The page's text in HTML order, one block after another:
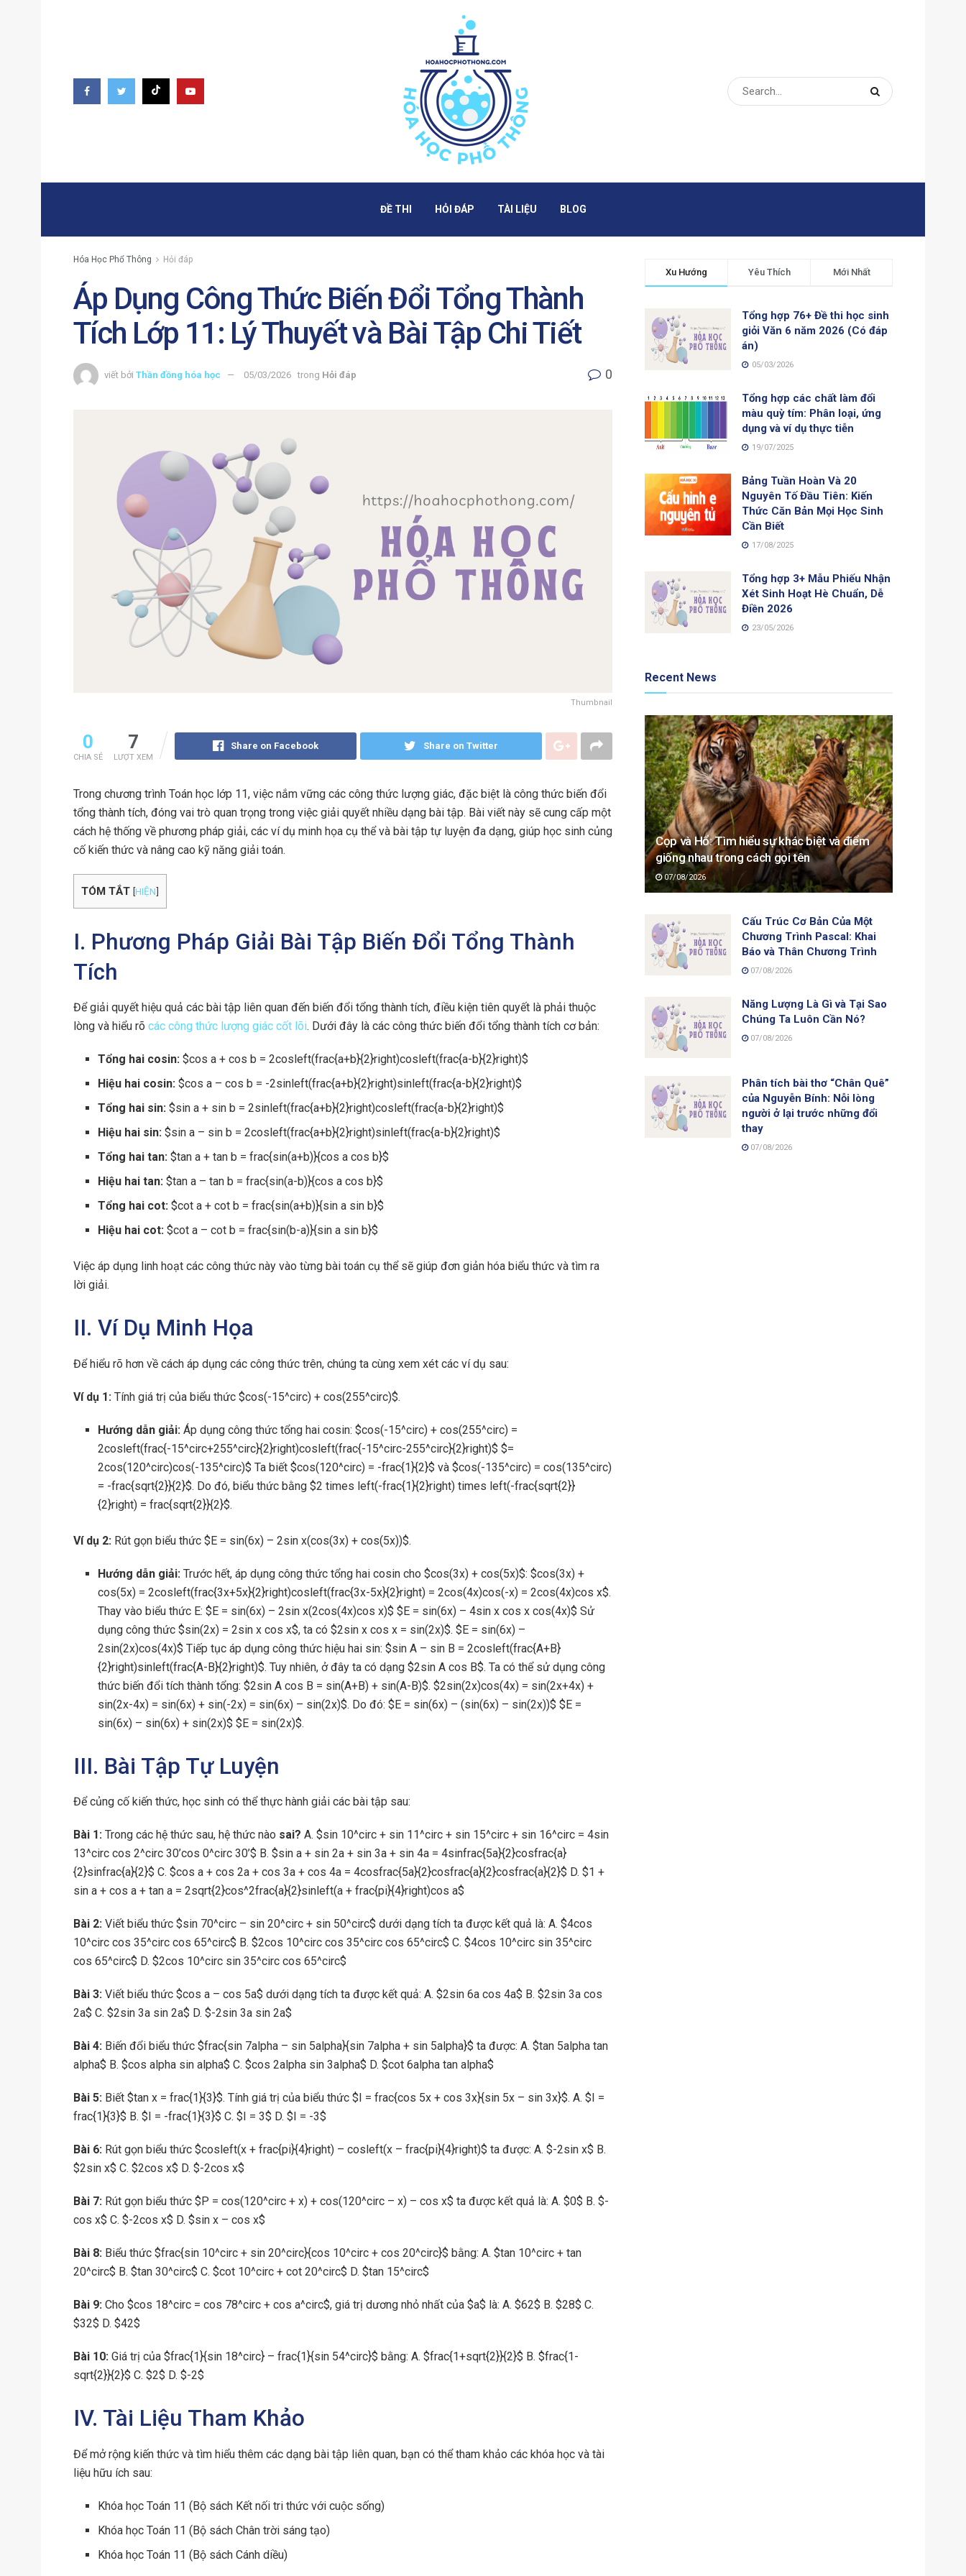
ĐỀ THI HỎI ĐÁP TÀI LIỆU BLOG
Hóa Học Phổ Thông Hỏi đáp
Áp Dụng Công Thức Biến Đổi Tổng Thành
Tích Lớp 11: Lý Thuyết và Bài Tập Chi Tiết
viết bởi Thần đồng hóa học 05/03/2026 trong Hỏi đáp 0
Thumbnail
0
CHIA SẺ
7
LƯỢT XEM
Share on Facebook Share on Twitter
Trong chương trình Toán học lớp 11, việc nắm vững các công thức lượng giác, đặc biệt là công thức biến đổi
tổng thành tích, đóng vai trò quan trọng trong việc giải quyết nhiều dạng bài tập. Bài viết này sẽ cung cấp một
cách hệ thống về phương pháp giải, các ví dụ minh họa cụ thể và bài tập tự luyện đa dạng, giúp học sinh củng
cố kiến thức và nâng cao kỹ năng giải toán.
TÓM TẮT [HIỆN]
I. Phương Pháp Giải Bài Tập Biến Đổi Tổng Thành
Tích
Để giải quyết hiệu quả các bài tập liên quan đến biến đổi tổng thành tích, điều kiện tiên quyết là phải thuộc
lòng và hiểu rõ các công thức lượng giác cốt lõi. Dưới đây là các công thức biến đổi tổng thành tích cơ bản:
Tổng hai cosin: $cos a + cos b = 2cosleft(frac{a+b}{2}right)cosleft(frac{a-b}{2}right)$
Hiệu hai cosin: $cos a – cos b = -2sinleft(frac{a+b}{2}right)sinleft(frac{a-b}{2}right)$
Tổng hai sin: $sin a + sin b = 2sinleft(frac{a+b}{2}right)cosleft(frac{a-b}{2}right)$
Hiệu hai sin: $sin a – sin b = 2cosleft(frac{a+b}{2}right)sinleft(frac{a-b}{2}right)$
Tổng hai tan: $tan a + tan b = frac{sin(a+b)}{cos a cos b}$
Hiệu hai tan: $tan a – tan b = frac{sin(a-b)}{cos a cos b}$
Tổng hai cot: $cot a + cot b = frac{sin(a+b)}{sin a sin b}$
Hiệu hai cot: $cot a – cot b = frac{sin(b-a)}{sin a sin b}$
Việc áp dụng linh hoạt các công thức này vào từng bài toán cụ thể sẽ giúp đơn giản hóa biểu thức và tìm ra
lời giải.
II. Ví Dụ Minh Họa
Để hiểu rõ hơn về cách áp dụng các công thức trên, chúng ta cùng xem xét các ví dụ sau:
Ví dụ 1: Tính giá trị của biểu thức $cos(-15^circ) + cos(255^circ)$.
Hướng dẫn giải: Áp dụng công thức tổng hai cosin: $cos(-15^circ) + cos(255^circ) =
2cosleft(frac{-15^circ+255^circ}{2}right)cosleft(frac{-15^circ-255^circ}{2}right)$ $=
2cos(120^circ)cos(-135^circ)$ Ta biết $cos(120^circ) = -frac{1}{2}$ và $cos(-135^circ) = cos(135^circ)
= -frac{sqrt{2}}{2}$. Do đó, biểu thức bằng $2 times left(-frac{1}{2}right) times left(-frac{sqrt{2}}
{2}right) = frac{sqrt{2}}{2}$.
Ví dụ 2: Rút gọn biểu thức $E = sin(6x) – 2sin x(cos(3x) + cos(5x))$.
Hướng dẫn giải: Trước hết, áp dụng công thức tổng hai cosin cho $cos(3x) + cos(5x)$: $cos(3x) +
cos(5x) = 2cosleft(frac{3x+5x}{2}right)cosleft(frac{3x-5x}{2}right) = 2cos(4x)cos(-x) = 2cos(4x)cos x$.
Thay vào biểu thức E: $E = sin(6x) – 2sin x(2cos(4x)cos x)$ $E = sin(6x) – 4sin x cos x cos(4x)$ Sử
dụng công thức $sin(2x) = 2sin x cos x$, ta có $2sin x cos x = sin(2x)$. $E = sin(6x) –
2sin(2x)cos(4x)$ Tiếp tục áp dụng công thức hiệu hai sin: $sin A – sin B = 2cosleft(frac{A+B}
{2}right)sinleft(frac{A-B}{2}right)$. Tuy nhiên, ở đây ta có dạng $2sin A cos B$. Ta có thể sử dụng công
thức biến đổi tích thành tổng: $2sin A cos B = sin(A+B) + sin(A-B)$. $2sin(2x)cos(4x) = sin(2x+4x) +
sin(2x-4x) = sin(6x) + sin(-2x) = sin(6x) – sin(2x)$. Do đó: $E = sin(6x) – (sin(6x) – sin(2x))$ $E =
sin(6x) – sin(6x) + sin(2x)$ $E = sin(2x)$.
III. Bài Tập Tự Luyện
Để củng cố kiến thức, học sinh có thể thực hành giải các bài tập sau:
Bài 1: Trong các hệ thức sau, hệ thức nào sai? A. $sin 10^circ + sin 11^circ + sin 15^circ + sin 16^circ = 4sin
13^circ cos 2^circ 30’cos 0^circ 30’$ B. $sin a + sin 2a + sin 3a + sin 4a = 4sinfrac{5a}{2}cosfrac{a}
{2}sinfrac{a}{2}$ C. $cos a + cos 2a + cos 3a + cos 4a = 4cosfrac{5a}{2}cosfrac{a}{2}cosfrac{a}{2}$ D. $1 +
sin a + cos a + tan a = 2sqrt{2}cos^2frac{a}{2}sinleft(a + frac{pi}{4}right)cos a$
Bài 2: Viết biểu thức $sin 70^circ – sin 20^circ + sin 50^circ$ dưới dạng tích ta được kết quả là: A. $4cos
10^circ cos 35^circ cos 65^circ$ B. $2cos 10^circ cos 35^circ cos 65^circ$ C. $4cos 10^circ sin 35^circ
cos 65^circ$ D. $2cos 10^circ sin 35^circ cos 65^circ$
Bài 3: Viết biểu thức $cos a – cos 5a$ dưới dạng tích ta được kết quả: A. $2sin 6a cos 4a$ B. $2sin 3a cos
2a$ C. $2sin 3a sin 2a$ D. $-2sin 3a sin 2a$
Bài 4: Biến đổi biểu thức $frac{sin 7alpha – sin 5alpha}{sin 7alpha + sin 5alpha}$ ta được: A. $tan 5alpha tan
alpha$ B. $cos alpha sin alpha$ C. $cos 2alpha sin 3alpha$ D. $cot 6alpha tan alpha$
Bài 5: Biết $tan x = frac{1}{3}$. Tính giá trị của biểu thức $I = frac{cos 5x + cos 3x}{sin 5x – sin 3x}$. A. $I =
frac{1}{3}$ B. $I = -frac{1}{3}$ C. $I = 3$ D. $I = -3$
Bài 6: Rút gọn biểu thức $cosleft(x + frac{pi}{4}right) – cosleft(x – frac{pi}{4}right)$ ta được: A. $-2sin x$ B.
$2sin x$ C. $2cos x$ D. $-2cos x$
Bài 7: Rút gọn biểu thức $P = cos(120^circ + x) + cos(120^circ – x) – cos x$ ta được kết quả là: A. $0$ B. $-
cos x$ C. $-2cos x$ D. $sin x – cos x$
Bài 8: Biểu thức $frac{sin 10^circ + sin 20^circ}{cos 10^circ + cos 20^circ}$ bằng: A. $tan 10^circ + tan
20^circ$ B. $tan 30^circ$ C. $cot 10^circ + cot 20^circ$ D. $tan 15^circ$
Bài 9: Cho $cos 18^circ = cos 78^circ + cos a^circ$, giá trị dương nhỏ nhất của $a$ là: A. $62$ B. $28$ C.
$32$ D. $42$
Bài 10: Giá trị của $frac{1}{sin 18^circ} – frac{1}{sin 54^circ}$ bằng: A. $frac{1+sqrt{2}}{2}$ B. $frac{1-
sqrt{2}}{2}$ C. $2$ D. $-2$
IV. Tài Liệu Tham Khảo
Để mở rộng kiến thức và tìm hiểu thêm các dạng bài tập liên quan, bạn có thể tham khảo các khóa học và tài
liệu hữu ích sau:
Khóa học Toán 11 (Bộ sách Kết nối tri thức với cuộc sống)
Khóa học Toán 11 (Bộ sách Chân trời sáng tạo)
Khóa học Toán 11 (Bộ sách Cánh diều)
Xu Hướng Yêu Thích Mới Nhất
Tổng hợp 76+ Đề thi học sinh
giỏi Văn 6 năm 2026 (Có đáp
án)
05/03/2026
Tổng hợp các chất làm đổi
màu quỳ tím: Phân loại, ứng
dụng và ví dụ thực tiễn
19/07/2025
Bảng Tuần Hoàn Và 20
Nguyên Tố Đầu Tiên: Kiến
Thức Căn Bản Mọi Học Sinh
Cần Biết
17/08/2025
Tổng hợp 3+ Mẫu Phiếu Nhận
Xét Sinh Hoạt Hè Chuẩn, Dễ
Điền 2026
23/05/2026
Recent News
Cọp và Hổ: Tìm hiểu sự khác biệt và điểm
giống nhau trong cách gọi tên
07/08/2026
Cấu Trúc Cơ Bản Của Một
Chương Trình Pascal: Khai
Báo và Thân Chương Trình
07/08/2026
Năng Lượng Là Gì và Tại Sao
Chúng Ta Luôn Cần Nó?
07/08/2026
Phân tích bài thơ “Chân Quê”
của Nguyễn Bính: Nỗi lòng
người ở lại trước những đổi
thay
07/08/2026